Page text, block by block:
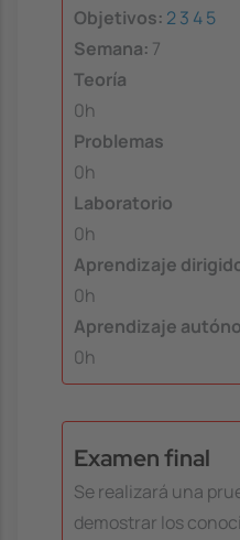
Objetivos: 23 45
Semana: 7
Teoría
0h
Problemas
0h
Laboratorio
0h
Aprendizaje
0h
Aprendizaje
0h
Examen final
Se realizará una
demostrar los